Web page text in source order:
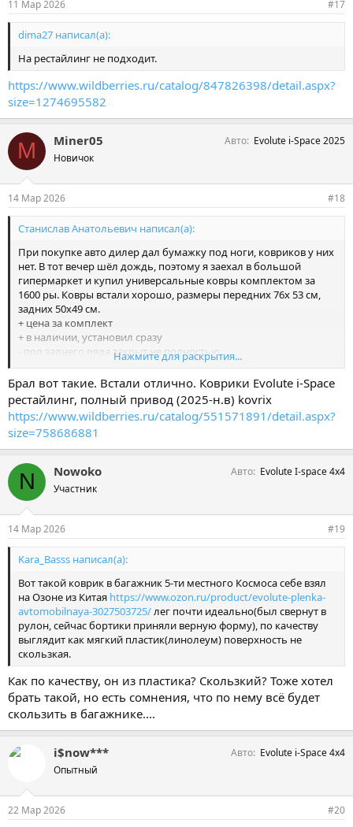
11 Мар 2026 #17
dima27 написал(а):
На рестайлинг не подходит.
https://www.wildberries.ru/catalog/847826398/detail.aspx?
size=1274695582
M Miner05
Новичок
Авто Evolute i-Space 2025
14 Мар 2026 #18
Станислав Анатольевич написал(а):
При покупке авто дилер дал бумажку под ноги, ковриков у них
нет. В тот вечер шёл дождь, поэтому я заехал в большой
гипермаркет и купил универсальные ковры комплектом за
1600 ры. Ковры встали хорошо, размеры передних 76х 53 см,
задних 50х49 см.
+ цена за комплект
+ в наличии, установил сразу
- пол заднего ряда закрыт не полностью
- нет фиксации к полу, в процессе коврик под ногами съезжает
Нажмите для раскрытия...
Брал вот такие. Встали отлично. Коврики Evolute i-Space
рестайлинг, полный привод (2025-н.в) kovrix
https://www.wildberries.ru/catalog/551571891/detail.aspx?
size=758686881
N Nowoko
Участник
Авто Evolute I-space 4x4
14 Мар 2026 #19
Kara_Basss написал(а):
Вот такой коврик в багажник 5-ти местного Космоса себе взял
на Озоне из Китая https://www.ozon.ru/product/evolute-plenka-
avtomobilnaya-3027503725/лег почти идеально(был свернут в
рулон, сейчас бортики приняли верную форму), по качеству
выглядит как мягкий пластик(линолеум) поверхность не
скользкая.
Как по качеству, он из пластика? Скользкий? Тоже хотел
брать такой, но есть сомнения, что по нему всё будет
скользить в багажнике....
i$now***
Опытный
Авто Evolute i-Space 4x4
22 Мар 2026 #20